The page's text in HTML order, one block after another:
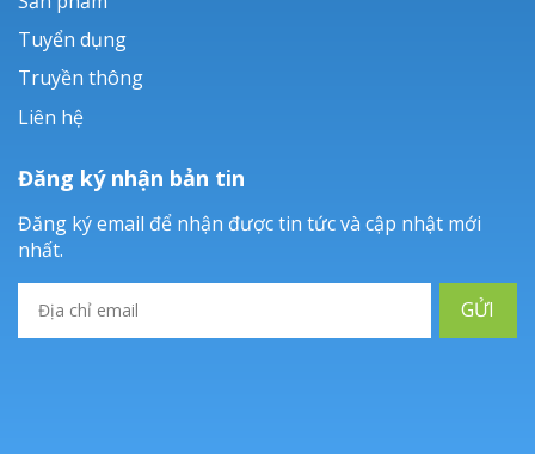
Tuyển dụng
Truyền thông
Liên hệ
Đăng ký nhận bản tin
Đăng ký email để nhận được tin tức và cập nhật mới
nhất.
GỬI